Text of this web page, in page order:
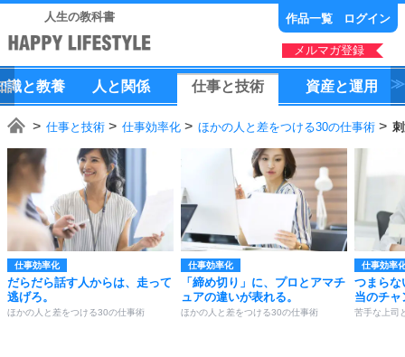
人生の教科書 作品一覧 ログイン
メルマガ登録
識と教養 人 と 関係 仕事と技術 資産と運用
仕事と技術 仕事効率化 ほかの人と差をつける30の仕事術
仕事効率化
だらだら話す人からは、走って
逃げろ。
ほかの人と差をつける30の仕事術
仕事効率化
「締め切り」に、プロとアマチ
ュアの違いが表れる。
ほかの人と差をつける30の仕事術
仕事効率
つまらな
当のチ
苦手な上司